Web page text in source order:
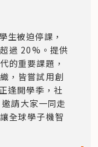
生被迫停課，
過 20%。提供
的重要課題，
，皆嘗試用創
逢開學季，社
請大家一同走
全球學子機智